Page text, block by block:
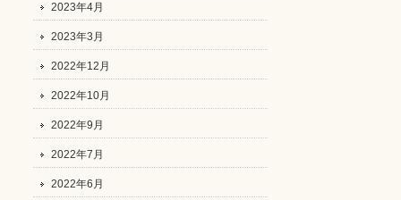
2023年4月
2023年3月
2022年12月
2022年10月
2022年9月
2022年7月
2022年6月